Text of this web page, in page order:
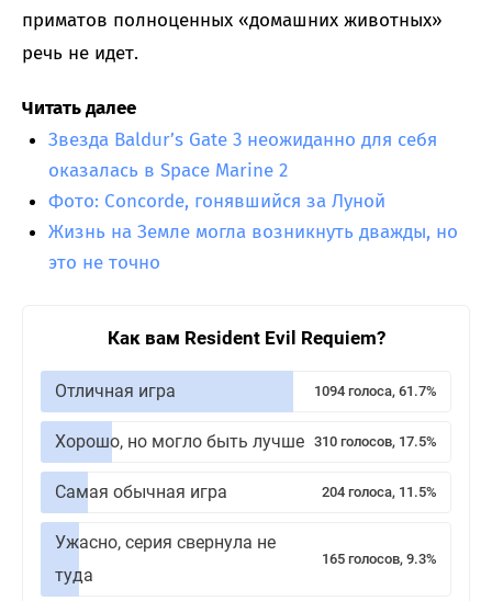
приматов полноценных «домашних животных»
речь не идет.
Читать далее
Звезда Baldur’s Gate 3 неожиданно для себя
оказалась в Space Marine 2
Фото: Concorde, гонявшийся за Луной
Жизнь на Земле могла возникнуть дважды, но
это не точно
Как вам Resident Evil Requiem?
Отличная игра 1094 голоса, 61.7%
Хорошо, но могло быть лучше 310 голосов, 17.5%
Самая обычная игра 204 голоса, 11.5%
Ужасно, серия свернула не
туда
165 голосов, 9.3%